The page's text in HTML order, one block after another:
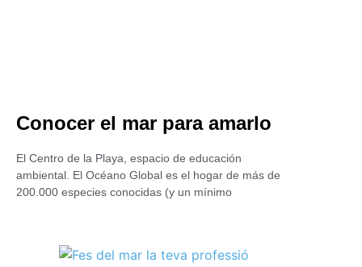
Conocer el mar para amarlo
El Centro de la Playa, espacio de educación
ambiental. El Océano Global es el hogar de más de
200.000 especies conocidas (y un mínimo